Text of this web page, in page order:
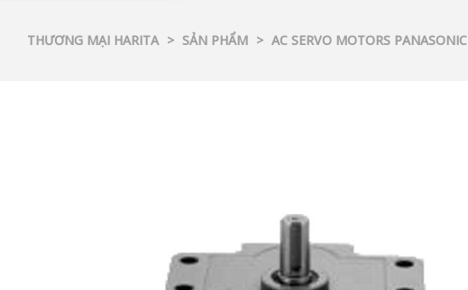
THƯƠNG MẠI HARITA > SẢN PHẨM > AC SERVO MOTORS PANASONIC